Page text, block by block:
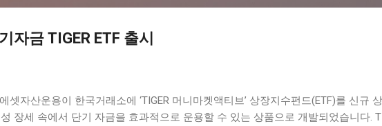
자금 TIGER ETF 출시
셋자산운용이 한국거래소에 ‘TIGER 머니마켓액티브’ 상장지수펀드(ETF)를 신규
장세 속에서 단기 자금을 효과적으로 운용할 수 있는 상품으로 개발되었습니다.